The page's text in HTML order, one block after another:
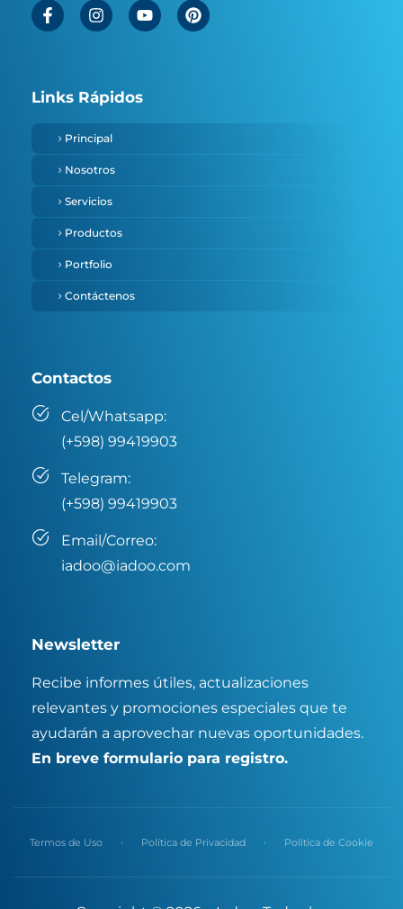
Links Rápidos
Principal
Nosotros
Servicios
Productos
Portfolio
Contáctenos
Contactos
Cel/Whatsapp:
(+598) 99419903
Telegram:
(+598) 99419903
Email/Correo:
iadoo@iadoo.com
Newsletter
Recibe informes útiles, actualizaciones
relevantes y promociones especiales que te
ayudarán a aprovechar nuevas oportunidades.
En breve formulario para registro.
Termos de Uso Política de Privacidad Política de Cookie